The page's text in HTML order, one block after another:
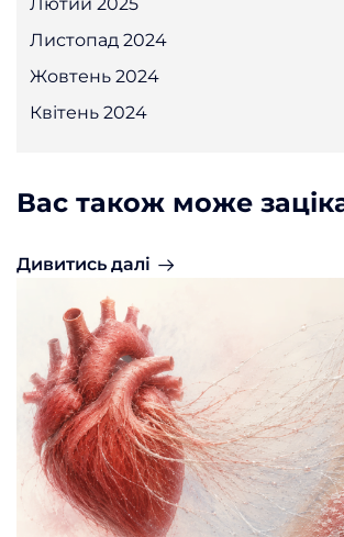
Листопад 2024
Жовтень 2024
Квітень 2024
Вас також може
Дивитись далі